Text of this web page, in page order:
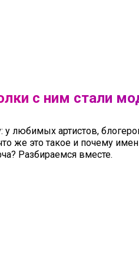
с ним стали
любимых артистов,
же это такое и почему
Разбираемся вместе.